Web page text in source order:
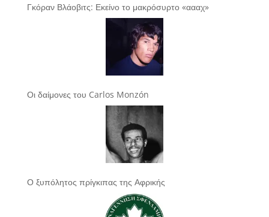
Γκόραν Βλάοβιτς: Εκείνο το μακρόσυρτο «αααχ»
Οι δαίμονες του Carlos Monzón
Ο ξυπόλητος πρίγκιπας της Αφρικής